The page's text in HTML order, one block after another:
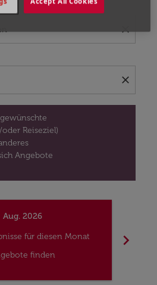
close
close
Reiseziel)
Angebote
Aug. 2026
für diesen Monat
finden
chevron_right